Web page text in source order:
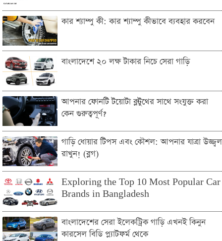
কার শ্যাম্পু কী: কার শ্যাম্পু কীভাবে ব্যবহার করবেন
বাংলাদেশে ২০ লক্ষ টাকার নিচে সেরা গাড়ি
আপনার ফোনটি টয়োটা ব্লুটুথের সাথে সংযুক্ত করা
কেন গুরুত্বপূর্ণ?
গাড়ি ধোয়ার টিপস এবং কৌশল: আপনার যাত্রা উজ্জ্বল
রাখুন! (ব্লগ)
Exploring the Top 10 Most Popular Car
Brands in Bangladesh
বাংলাদেশের সেরা ইলেকট্রিক গাড়ি এখনই কিনুন
কারসেল বিডি প্ল্যাটফর্ম থেকে